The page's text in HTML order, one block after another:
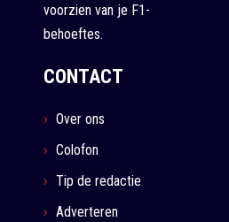
voorzien van je F1-
behoeftes.
CONTACT
Over ons
Colofon
Tip de redactie
Adverteren